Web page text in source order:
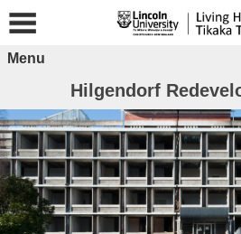
Menu
Hilgendorf